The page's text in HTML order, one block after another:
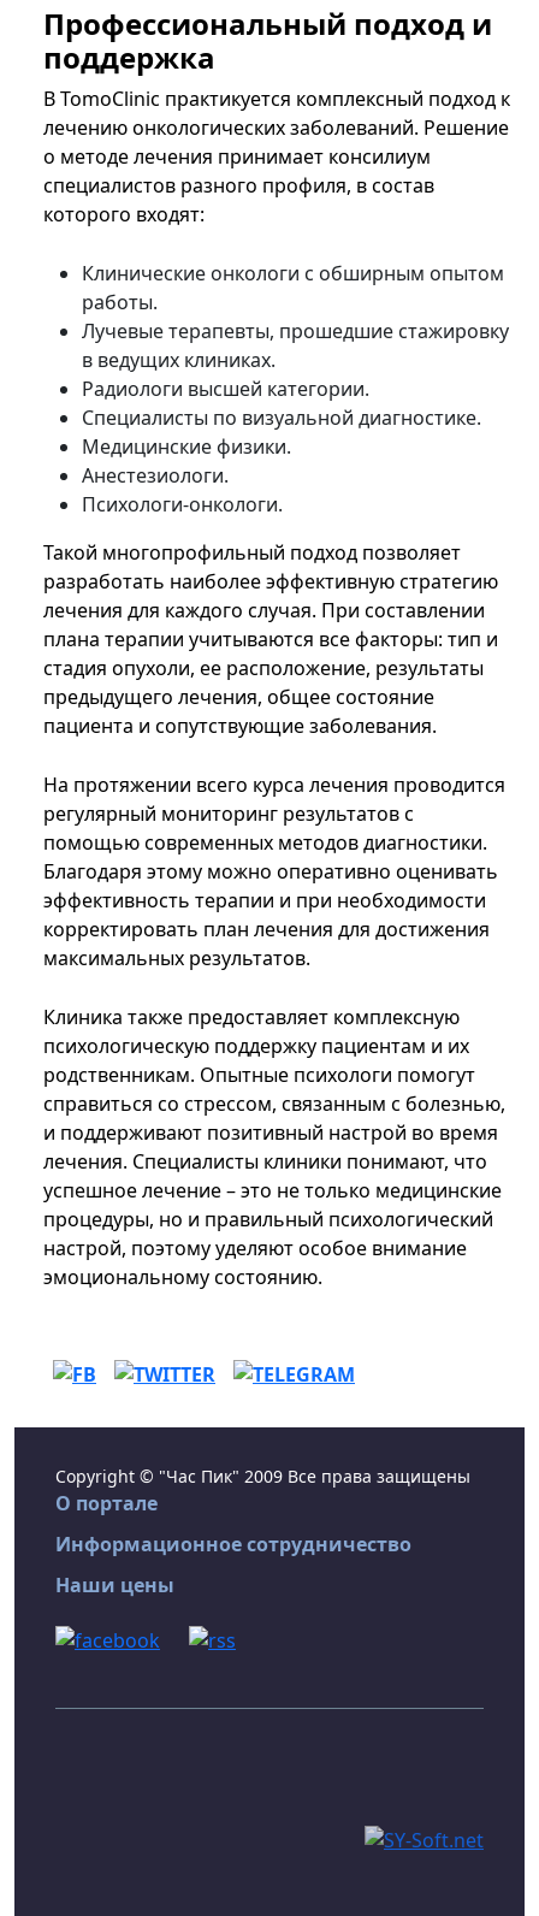
Профессиональный подход и
поддержка
В TomoClinic практикуется комплексный подход к
лечению онкологических заболеваний. Решение
о методе лечения принимает консилиум
специалистов разного профиля, в состав
которого входят:
Клинические онкологи с обширным опытом
работы.
Лучевые терапевты, прошедшие стажировку
в ведущих клиниках.
Радиологи высшей категории.
Специалисты по визуальной диагностике.
Медицинские физики.
Анестезиологи.
Психологи-онкологи.
Такой многопрофильный подход позволяет
разработать наиболее эффективную стратегию
лечения для каждого случая. При составлении
плана терапии учитываются все факторы: тип и
стадия опухоли, ее расположение, результаты
предыдущего лечения, общее состояние
пациента и сопутствующие заболевания.
На протяжении всего курса лечения проводится
регулярный мониторинг результатов с
помощью современных методов диагностики.
Благодаря этому можно оперативно оценивать
эффективность терапии и при необходимости
корректировать план лечения для достижения
максимальных результатов.
Клиника также предоставляет комплексную
психологическую поддержку пациентам и их
родственникам. Опытные психологи помогут
справиться со стрессом, связанным с болезнью,
и поддерживают позитивный настрой во время
лечения. Специалисты клиники понимают, что
успешное лечение – это не только медицинские
процедуры, но и правильный психологический
настрой, поэтому уделяют особое внимание
эмоциональному состоянию.
Copyright © "Час Пик" 2009 Все права защищены
О портале
Информационное сотрудничество
Наши цены